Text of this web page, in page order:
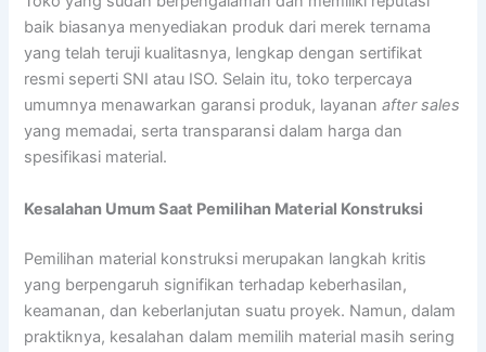
baik biasanya menyediakan produk dari merek ternama
yang telah teruji kualitasnya, lengkap dengan sertifikat
resmi seperti SNI atau ISO. Selain itu, toko terpercaya
umumnya menawarkan garansi produk, layananafter sales
yang memadai, serta transparansi dalam harga dan
spesifikasi material.
Kesalahan Umum Saat Pemilihan Material Konstruksi
Pemilihan material konstruksi merupakan langkah kritis
yang berpengaruh signifikan terhadap keberhasilan,
keamanan, dan keberlanjutan suatu proyek. Namun, dalam
praktiknya, kesalahan dalam memilih material masih sering